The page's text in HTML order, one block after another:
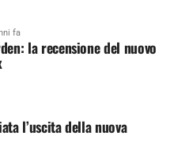
fa
la recensione del nuovo
l’uscita della nuova